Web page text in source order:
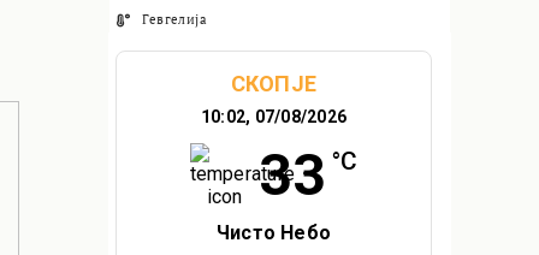
Гевгелија
СКОПЈЕ
10:02, 07/08/2026
33 °C
Чисто Небо